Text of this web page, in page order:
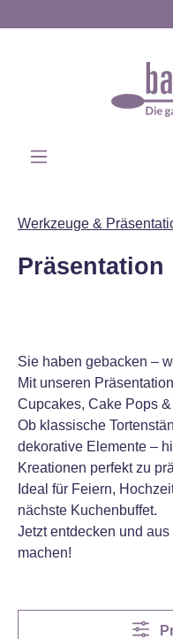
Werkzeuge &
Präsentation
Sie haben gebacken –
Mit unseren
Cupcakes, Cake Pops
Ob klassische
dekorative Elemente –
Kreationen perfekt zu
Ideal für Feiern,
nächste Kuchenbuffet.
Jetzt entdecken und
machen!